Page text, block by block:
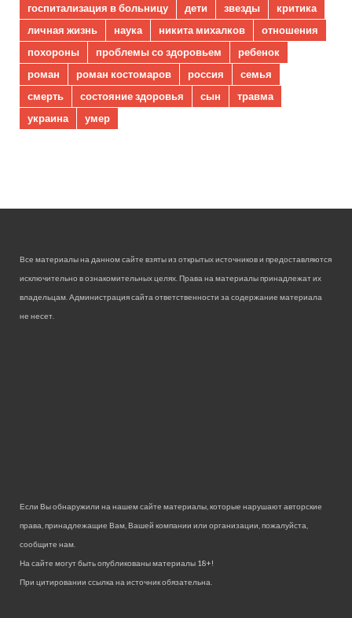
госпитализация в больницу
дети звезды
критика
личная жизнь
наука никита михалков
отношения
похороны
проблемы со здоровьем
ребенок
роман
роман костомаров россия
семья
смерть
состояние здоровья сын
травма
украина
умер
Все материалы на данном сайте взяты из открытых источников и предоставляются
исключительно в ознакомительных целях. Права на материалы принадлежат их
владельцам. Администрация сайта ответственности за содержание материала
не несет.
Если Вы обнаружили на нашем сайте материалы, которые нарушают авторские
права, принадлежащие Вам, Вашей компании или организации, пожалуйста,
сообщите нам.
На сайте могут быть опубликованы материалы 18+!
При цитировании ссылка на источник обязательна.